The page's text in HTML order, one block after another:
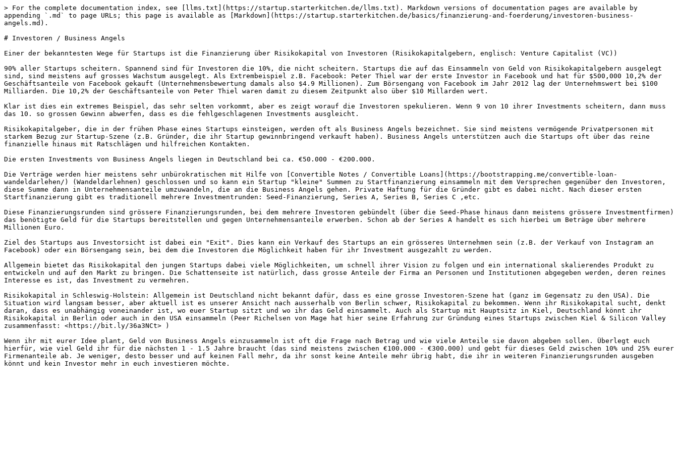
> For the complete documentation index, see [llms.txt](https://startup.starterkitchen.de/llms.txt). Markdown versions of documentation pages are available by
appending `.md` to page URLs; this page is available as [Markdown](https://startup.starterkitchen.de/basics/finanzierung-and-foerderung/investoren-business-
angels.md).
# Investoren / Business Angels
Einer der bekanntesten Wege für Startups ist die Finanzierung über Risikokapital von Investoren (Risikokapitalgebern, englisch: Venture Capitalist (VC))
90% aller Startups scheitern. Spannend sind für Investoren die 10%, die nicht scheitern. Startups die auf das Einsammeln von Geld von Risikokapitalgebern ausgelegt
sind, sind meistens auf grosses Wachstum ausgelegt. Als Extrembeispiel z.B. Facebook: Peter Thiel war der erste Investor in Facebook und hat für $500,000 10,2% der
Geschäftsanteile von Facebook gekauft (Unternehmensbewertung damals also $4.9 Millionen). Zum Börsengang von Facebook im Jahr 2012 lag der Unternehmswert bei $100
Milliarden. Die 10,2% der Geschäftsanteile von Peter Thiel waren damit zu diesem Zeitpunkt also über $10 Millarden wert.
Klar ist dies ein extremes Beispiel, das sehr selten vorkommt, aber es zeigt worauf die Investoren spekulieren. Wenn 9 von 10 ihrer Investments scheitern, dann muss
das 10. so grossen Gewinn abwerfen, dass es die fehlgeschlagenen Investments ausgleicht.
Risikokapitalgeber, die in der frühen Phase eines Startups einsteigen, werden oft als Business Angels bezeichnet. Sie sind meistens vermögende Privatpersonen mit
starkem Bezug zur Startup-Szene (z.B. Gründer, die ihr Startup gewinnbringend verkauft haben). Business Angels unterstützen auch die Startups oft über das reine
finanzielle hinaus mit Ratschlägen und hilfreichen Kontakten.
Die ersten Investments von Business Angels liegen in Deutschland bei ca. €50.000 - €200.000.
Die Verträge werden hier meistens sehr unbürokratischen mit Hilfe von [Convertible Notes / Convertible Loans](https://bootstrapping.me/convertible-loan-
wandeldarlehen/) (Wandeldarlehnen) geschlossen und so kann ein Startup "kleine" Summen zu Startfinanzierung einsammeln mit dem Versprechen gegenüber den Investoren,
diese Summe dann in Unternehmensanteile umzuwandeln, die an die Business Angels gehen. Private Haftung für die Gründer gibt es dabei nicht. Nach dieser ersten
Startfinanzierung gibt es traditionell mehrere Investmentrunden: Seed-Finanzierung, Series A, Series B, Series C ,etc.
Diese Finanzierungsrunden sind grössere Finanzierungsrunden, bei dem mehrere Investoren gebündelt (über die Seed-Phase hinaus dann meistens grössere Investmentfirmen)
das benötigte Geld für die Startups bereitstellen und gegen Unternehmensanteile erwerben. Schon ab der Series A handelt es sich hierbei um Beträge über mehrere
Millionen Euro.
Ziel des Startups aus Investorsicht ist dabei ein "Exit". Dies kann ein Verkauf des Startups an ein grösseres Unternehmen sein (z.B. der Verkauf von Instagram an
Facebook) oder ein Börsengang sein, bei dem die Investoren die Möglichkeit haben für ihr Investment ausgezahlt zu werden.
Allgemein bietet das Risikokapital den jungen Startups dabei viele Möglichkeiten, um schnell ihrer Vision zu folgen und ein international skalierendes Produkt zu
entwickeln und auf den Markt zu bringen. Die Schattenseite ist natürlich, dass grosse Anteile der Firma an Personen und Institutionen abgegeben werden, deren reines
Interesse es ist, das Investment zu vermehren.
Risikokapital in Schleswig-Holstein: Allgemein ist Deutschland nicht bekannt dafür, dass es eine grosse Investoren-Szene hat (ganz im Gegensatz zu den USA). Die
Situation wird langsam besser, aber aktuell ist es unserer Ansicht nach ausserhalb von Berlin schwer, Risikokapital zu bekommen. Wenn ihr Risikokapital sucht, denkt
daran, dass es unabhängig voneinander ist, wo euer Startup sitzt und wo ihr das Geld einsammelt. Auch als Startup mit Hauptsitz in Kiel, Deutschland könnt ihr
Risikokapital in Berlin oder auch in den USA einsammeln (Peer Richelsen von Mage hat hier seine Erfahrung zur Gründung eines Startups zwischen Kiel & Silicon Valley
zusammenfasst: <https://bit.ly/36a3NCt> )
Wenn ihr mit eurer Idee plant, Geld von Business Angels einzusammeln ist oft die Frage nach Betrag und wie viele Anteile sie davon abgeben sollen. Überlegt euch
hierfür, wie viel Geld ihr für die nächsten 1 - 1.5 Jahre braucht (das sind meistens zwischen €100.000 - €300.000) und gebt für dieses Geld zwischen 10% und 25% eurer
Firmenanteile ab. Je weniger, desto besser und auf keinen Fall mehr, da ihr sonst keine Anteile mehr übrig habt, die ihr in weiteren Finanzierungsrunden ausgeben